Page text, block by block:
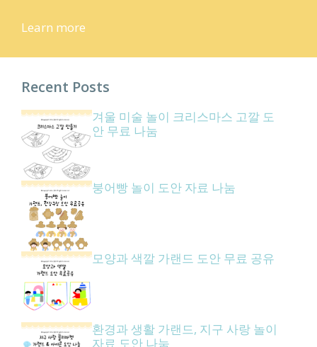
Learn more
Recent Posts
겨울 미술 놀이 크리스마스 고깔 도
안 무료 나눔
붕어빵 놀이 도안 자료 나눔
모양과 색깔 가랜드 도안 무료 공유
환경과 생활 가랜드, 지구 사랑 놀이
자료 도안 나눔